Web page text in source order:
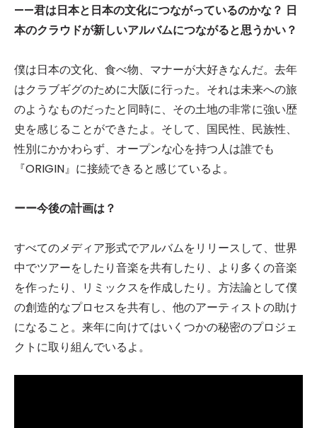
——君は日本と日本の文化につながっているのかな？ 日
本のクラウドが新しいアルバムにつながると思うかい？
僕は日本の文化、食べ物、マナーが大好きなんだ。去年
はクラブギグのために大阪に行った。それは未来への旅
のようなものだったと同時に、その土地の非常に強い歴
史を感じることができたよ。そして、国民性、民族性、
性別にかかわらず、オープンな心を持つ人は誰でも
『ORIGIN』に接続できると感じているよ。
ーー今後の計画は？
すべてのメディア形式でアルバムをリリースして、世界
中でツアーをしたり音楽を共有したり、より多くの音楽
を作ったり、リミックスを作成したり。方法論として僕
の創造的なプロセスを共有し、他のアーティストの助け
になること。来年に向けてはいくつかの秘密のプロジェ
クトに取り組んでいるよ。